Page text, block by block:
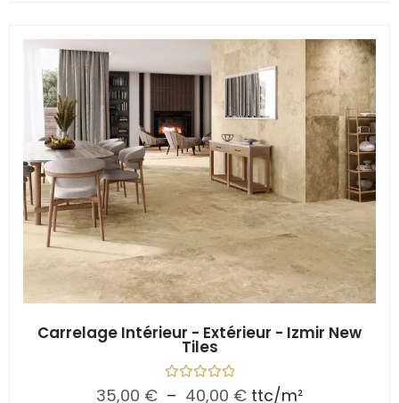
Carrelage Intérieur - Extérieur - Izmir New
Tiles
N
35,00 € – 40,00 € ttc/m²